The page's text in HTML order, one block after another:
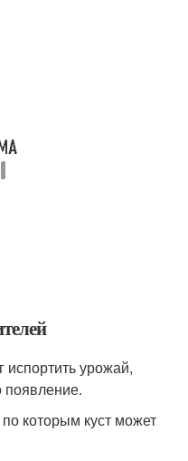
урожай,
появление.
которым куст может